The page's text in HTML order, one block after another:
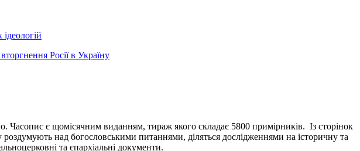
Росії в Україну
Часопис є щомісячним виданням, тираж якого складає 5800 примірників. Із сторінок
роздумують над богословськими питаннями, діляться дослідженнями на історичну та
та єпархіальні документи.